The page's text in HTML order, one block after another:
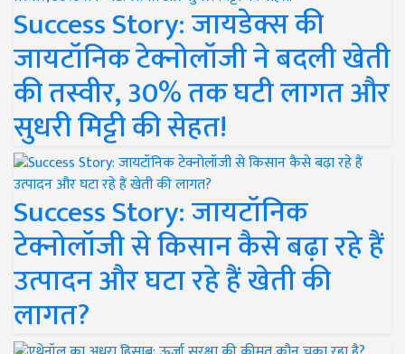
Success Story: जायडेक्स की
जायटॉनिक टेक्नोलॉजी ने बदली खेती
की तस्वीर, 30% तक घटी लागत और
सुधरी मिट्टी की सेहत!
Success Story: जायटॉनिक
टेक्नोलॉजी से किसान कैसे बढ़ा रहे हैं
उत्पादन और घटा रहे हैं खेती की
लागत?